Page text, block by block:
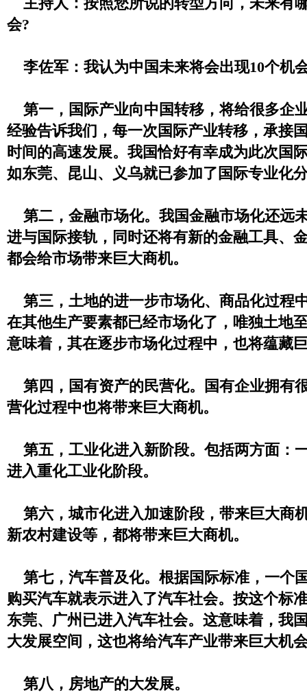
会?
李佐军：我认为中国未来将会出现10个机
第一，国际产业向中国转移，将给很多企
经验告诉我们，每一次国际产业转移，承接
时间的高速发展。我国恰好有幸成为此次国
如东莞、昆山、义乌就已参加了国际专业化
第二，金融市场化。我国金融市场化还远
进与国际接轨，同时还将有新的金融工具、
都会给市场带来巨大商机。
第三，土地的进一步市场化、商品化过程
在其他生产要素都已经市场化了，唯独土地
意味着，其在逐步市场化过程中，也将蕴藏
第四，国有资产的民营化。国有企业拥有
营化过程中也将带来巨大商机。
第五，工业化进入新阶段。包括两方面：
进入重化工业化阶段。
第六，城市化进入加速阶段，带来巨大商
新农村建设等，都将带来巨大商机。
第七，汽车普及化。根据国际标准，一个
购买汽车就表示进入了汽车社会。按这个标
东莞、广州已进入汽车社会。这意味着，我
大发展空间，这也将给汽车产业带来巨大机
第八，房地产的大发展。